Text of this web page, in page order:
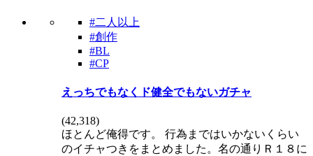
#二人以上
#創作
#BL
#CP
えっちでもなくド健全でもないガチャ
(42,318)
ほとんど俺得です。 行為まではいかないくらい
のイチャつきをまとめました。名の通りＲ１８に